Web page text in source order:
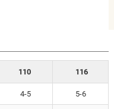
110 116
4-5 5-6